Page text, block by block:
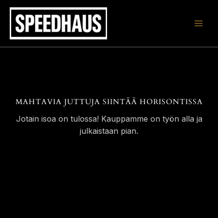
Siirry
sisältöön
MAHTAVIA JUTTUJA SIINTÄÄ HORISONTISSA
Jotain isoa on tulossa! Kauppamme on työn alla ja
julkaistaan pian.